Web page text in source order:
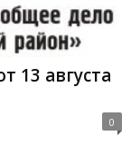
13 августа
0